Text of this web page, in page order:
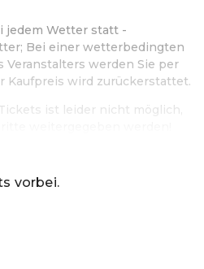
jedem Wetter statt -
Bei einer wetterbedingten
Veranstalters werden Sie per
Kaufpreis wird zurückerstattet.
ist leider nicht möglich,
vorbei.